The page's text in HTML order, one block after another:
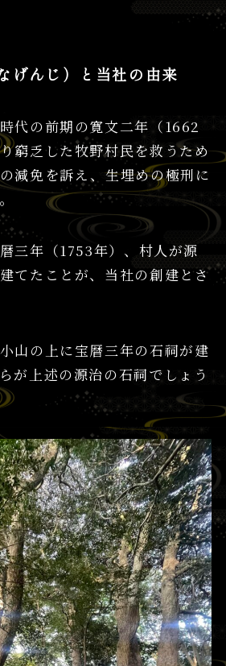
げんじ）と当社の由来
代の前期の寛文二年（1662
窮乏した牧野村民を救うため
減免を訴え、生埋めの極刑に
三年（1753年）、村人が源
てたことが、当社の創建とさ
山の上に宝暦三年の石祠が建
が上述の源治の石祠でしょう